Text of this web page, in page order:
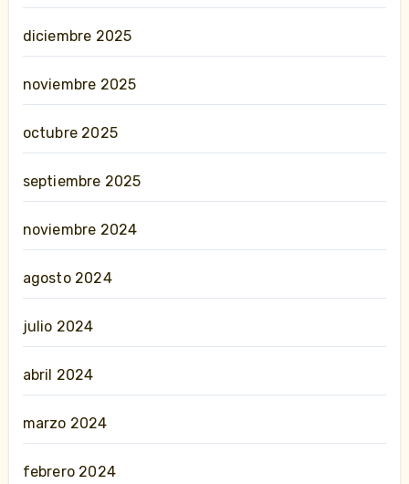
diciembre 2025
noviembre 2025
octubre 2025
septiembre 2025
noviembre 2024
agosto 2024
julio 2024
abril 2024
marzo 2024
febrero 2024